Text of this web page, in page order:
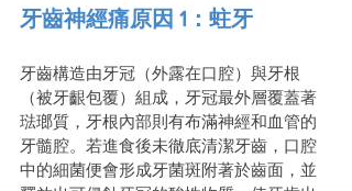
牙齒神經痛原因 1：蛀牙
牙齒構造由牙冠（外露在口腔）與牙根
（被牙齦包覆）組成，牙冠最外層覆蓋著
琺瑯質，牙根內部則有布滿神經和血管的
牙髓腔。若進食後未徹底清潔牙齒，口腔
中的細菌便會形成牙菌斑附著於齒面，並